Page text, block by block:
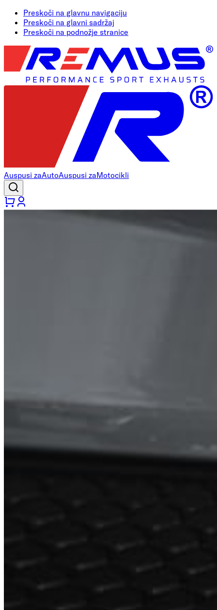
Preskoči na glavnu navigaciju
Preskoči na glavni sadržaj
Preskoči na podnožje stranice
Auspusi zaAutoAuspusi zaMotocikli